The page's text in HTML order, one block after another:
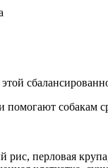
собакам
рис, перловая